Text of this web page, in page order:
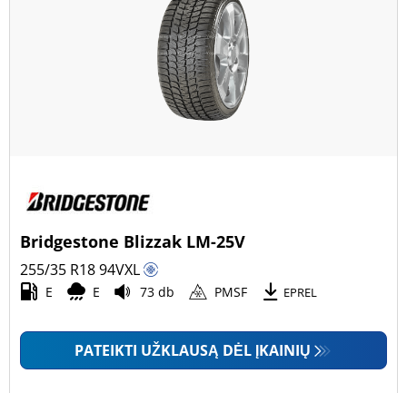
Bridgestone Blizzak LM-25V
255/35 R1894VXL
E E 73 db PMSF EPREL
PATEIKTI UŽKLAUSĄ DĖL ĮKAINIŲ